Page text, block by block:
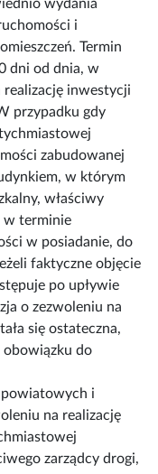
wydania
i
Termin
dni od dnia, w
realizację inwestycji
przypadku gdy
zabudowanej
w którym
właściwy
w terminie
w posiadanie, do
faktyczne objęcie
po upływie
o zezwoleniu na
się ostateczna,
obowiązku do
i
na realizację
zarządcy drogi,